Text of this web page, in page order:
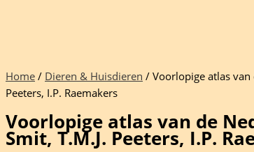
Home / Dieren & Huisdieren / Voorlopige atlas van
Peeters, I.P. Raemakers
Voorlopige atlas van de
Smit, T.M.J. Peeters, I.P.